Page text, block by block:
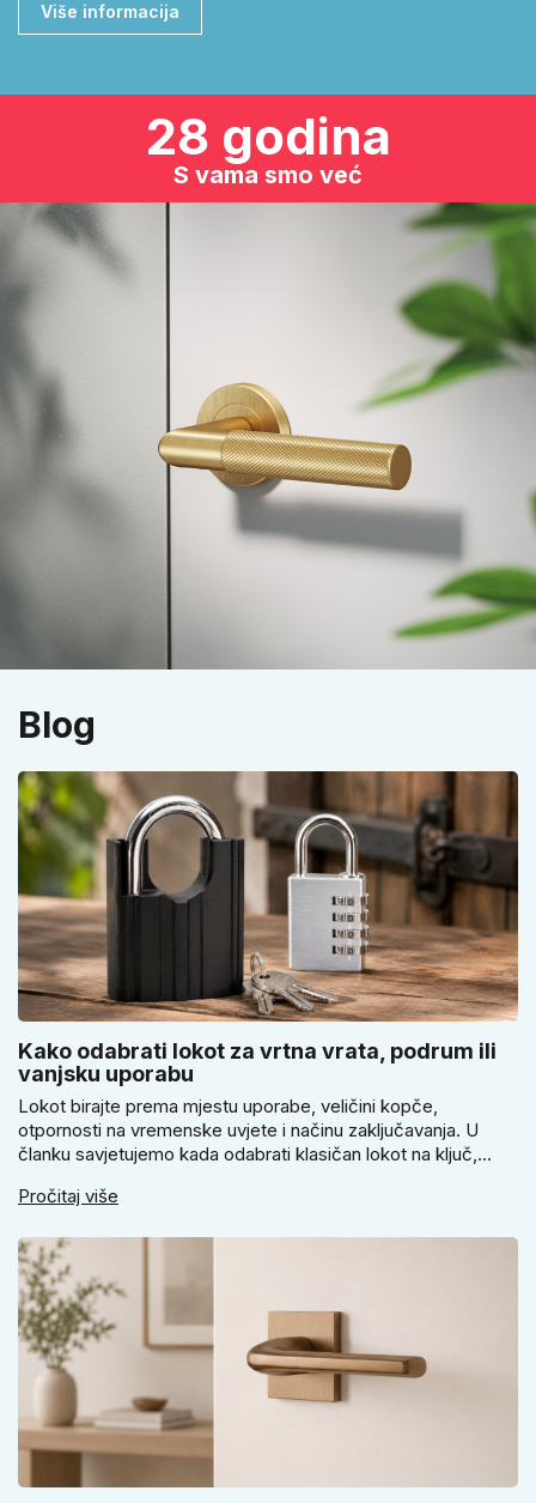
Više informacija
28 godina
S vama smo već
Blog
Kako odabrati lokot za vrtna vrata, podrum ili
vanjsku uporabu
Lokot birajte prema mjestu uporabe, veličini kopče,
otpornosti na vremenske uvjete i načinu zaključavanja. U
članku savjetujemo kada odabrati klasičan lokot na ključ,
vrtnih vrata, podruma ili vrtne kućice ne isplati voditi samo
Pročitaj više